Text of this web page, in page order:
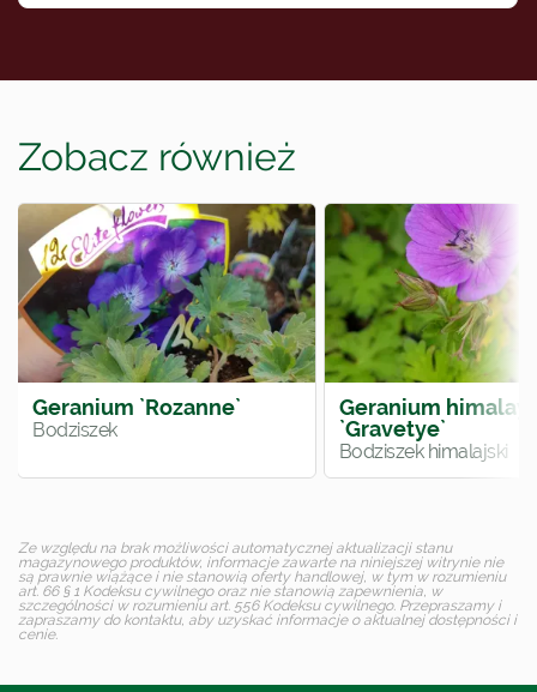
Zobacz również
Geranium `Rozanne`
Bodziszek
Geranium
`Gravetye`
Bodziszek himalajski
Ze względu na brak możliwości automatycznej aktualizacji stanu
magazynowego produktów, informacje zawarte na niniejszej witrynie nie
są prawnie wiążące i nie stanowią oferty handlowej, w tym w rozumieniu
art. 66 § 1 Kodeksu cywilnego oraz nie stanowią zapewnienia, w
szczególności w rozumieniu art. 556 Kodeksu cywilnego. Przepraszamy i
zapraszamy do kontaktu, aby uzyskać informacje o aktualnej dostępności i
cenie.